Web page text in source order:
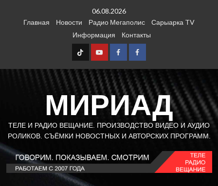
06.08.2026
Главная
Новости Радио Мегаполис
Сарыарка TV
Информация
Контакты
TT Youtube
FB1 FB2
МИРИАД
ТЕЛЕ И РАДИО ВЕЩАНИЕ. ПРОИЗВОДСТВО ВИДЕО И АУДИО
РОЛИКОВ. СЪЁМКИ НОВОСТНЫХ И АВТОРСКИХ ПРОГРАММ.